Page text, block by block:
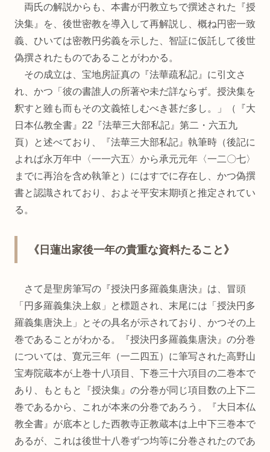
両氏の解説からも、本書が円教立ちで撰述された『授
決集』を、後世密教を導入して再解説し、概ね円密一致
義、ひいては密教円劣義を示した、智証に仮託して後世
偽撰されたものであることがわかる。
その成立は、宝地房証真の『法華疏私記』に引文さ
れ、かつ「彼の書誰人の所著や未だ詳ならず。授決集を
釈すと雖も而もその文義恠しむべき甚だ多し。」（『大
日本仏教全書』22『法華三大部私記』第二・六五九
頁）と述べており、『法華三大部私記』執筆時（後記に
よれば永万年中〈一一六五〉から承元元年〈一二〇七〉
までに再治を含め執筆と）にはすでに存在し、かつ偽撰
書と認識されており、およそ平安末期頃と推定されてい
る。
《日蓮出家後一年の貴重な資料たること》
さて是聖房筆写の『授決円多羅義集唐決』は、冒頭
「円多羅義集決上叙」と標題され、末尾には「授決円多
羅義集唐決上」とその具名が示されており、かつその上
巻であることがわかる。『授決円多羅義集唐決』の分巻
については、寛元三年（一二四五）に筆写された高野山
宝寿院蔵本が上巻十八項目、下巻三十六項目の二巻本で
あり、もともと『授決集』の分巻が同じ項目数の上下二
巻であるから、これが本来の分巻であろう。『大日本仏
教全書』が底本とした西教寺正教蔵本は上中下三巻本で
あるが、これは後世十八巻ずつ均等に分巻されたのであ